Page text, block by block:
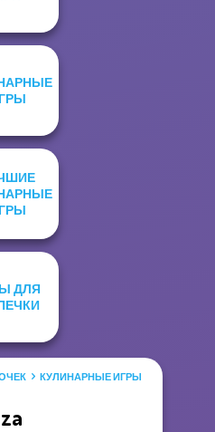
ДЛЯ
КУЛИНАРНЫЕ ИГРЫ